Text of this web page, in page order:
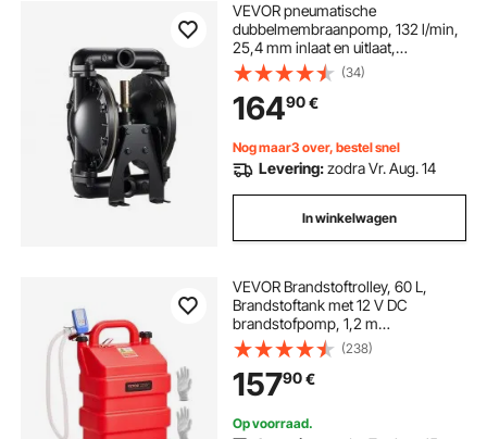
VEVOR pneumatische
dubbelmembraanpomp, 132 l/min,
25,4 mm inlaat en uitlaat,
pneumatische afvalolie-
transportpomp, max. 114 psi,
behuizing van aluminiumlegering,
voor diesel, vet, kerosine, benzine
en olie
(34)
16490€
Nog maar3 over, bestel snel
Levering:zodra Vr. Aug. 14
In winkelwagen
VEVOR Brandstoftrolley, 60 L,
Brandstoftank met 12 V DC
brandstofpomp, 1,2 m
aanvoerslang en Auto-Stop
sensormondstuk, Tankadapter,
Geschikt voor diesel en benzine,
Rood
(238)
15790€
Op voorraad.